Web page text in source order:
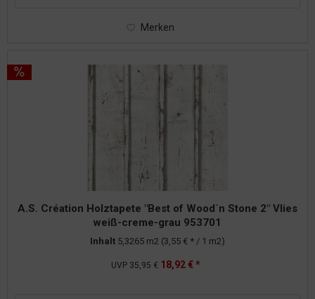
Merken
A.S. Création Holztapete "Best of Wood`n Stone 2" Vlies
weiß-creme-grau 953701
Inhalt 5,3265 m2 (3,55 € * / 1 m2)
UVP 35,95 € 18,92 € *